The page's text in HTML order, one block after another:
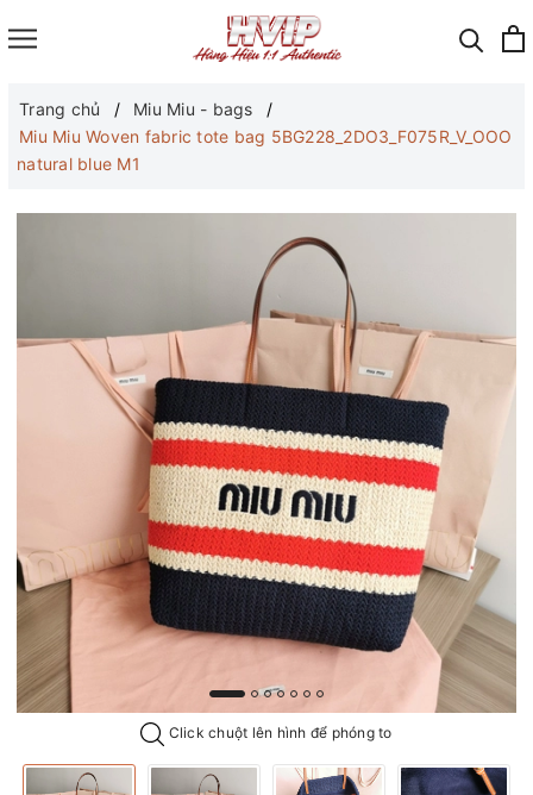
Trang chủ
Miu Miu - bags
Miu Miu Woven fabric tote bag 5BG228_2DO3_F075R_V_OOO
natural blue M1
Click chuột lên hình để phóng to